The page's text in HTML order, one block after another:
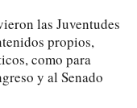
las Juventudes
propios,
como para
y al Senado